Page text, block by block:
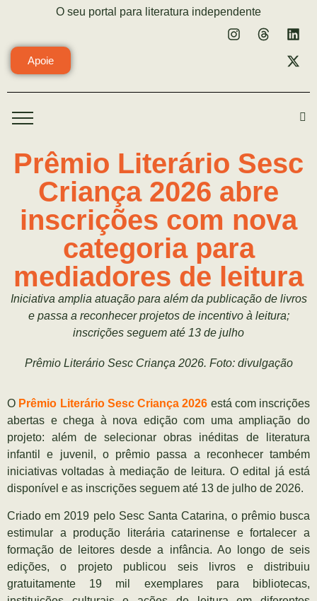
O seu portal para literatura independente
Apoie
Prêmio Literário Sesc
Criança 2026 abre
inscrições com nova
categoria para
mediadores de leitura
Iniciativa amplia atuação para além da publicação de livros
e passa a reconhecer projetos de incentivo à leitura;
inscrições seguem até 13 de julho
Prêmio Literário Sesc Criança 2026. Foto: divulgação
O Prêmio Literário Sesc Criança 2026 está com inscrições
abertas e chega à nova edição com uma ampliação do
projeto: além de selecionar obras inéditas de literatura
infantil e juvenil, o prêmio passa a reconhecer também
iniciativas voltadas à mediação de leitura. O edital já está
disponível e as inscrições seguem até 13 de julho de 2026.
Criado em 2019 pelo Sesc Santa Catarina, o prêmio busca
estimular a produção literária catarinense e fortalecer a
formação de leitores desde a infância. Ao longo de seis
edições, o projeto publicou seis livros e distribuiu
gratuitamente 19 mil exemplares para bibliotecas,